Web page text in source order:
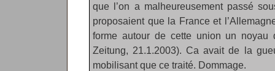
que l’on a malheureusement passé
proposaient que la France et
forme autour de cette union un noyau
Zeitung, 21.1.2003). Ca avait de la
mobilisant que ce traité. Dommage.